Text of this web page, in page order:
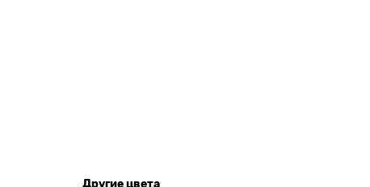
Другие цвета